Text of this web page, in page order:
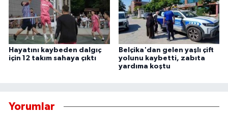
Hayatını kaybeden dalgıç
için 12 takım sahaya çıktı
Belçika'dan gelen yaşlı çift
yolunu kaybetti, zabıta
yardıma koştu
Yorumlar